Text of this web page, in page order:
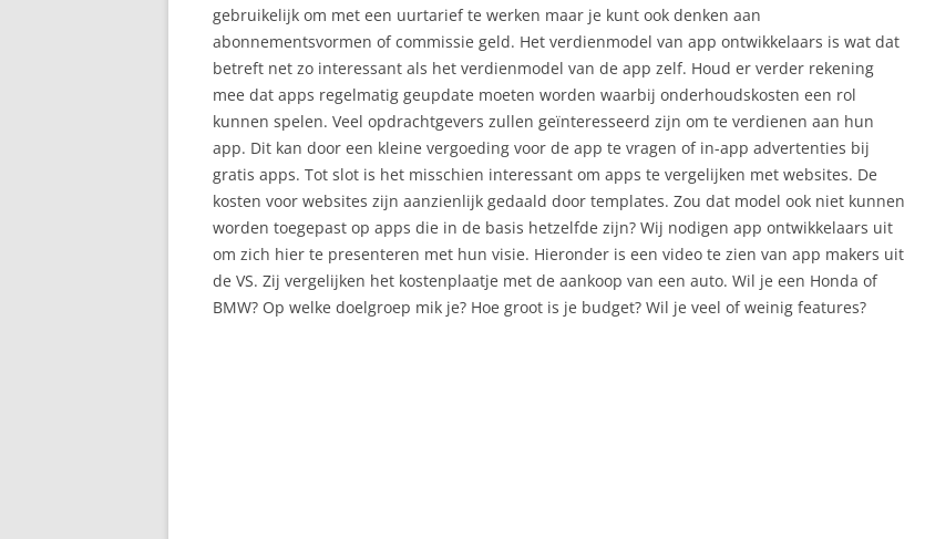
gebruikelijk om met een uurtarief te werken maar je kunt ook denken aan
abonnementsvormen of commissie geld. Het verdienmodel van app ontwikkelaars is wat dat
betreft net zo interessant als het verdienmodel van de app zelf. Houd er verder rekening
mee dat apps regelmatig geupdate moeten worden waarbij onderhoudskosten een rol
kunnen spelen. Veel opdrachtgevers zullen geïnteresseerd zijn om te verdienen aan hun
app. Dit kan door een kleine vergoeding voor de app te vragen of in-app advertenties bij
gratis apps. Tot slot is het misschien interessant om apps te vergelijken met websites. De
kosten voor websites zijn aanzienlijk gedaald door templates. Zou dat model ook niet kunnen
worden toegepast op apps die in de basis hetzelfde zijn? Wij nodigen app ontwikkelaars uit
om zich hier te presenteren met hun visie. Hieronder is een video te zien van app makers uit
de VS. Zij vergelijken het kostenplaatje met de aankoop van een auto. Wil je een Honda of
BMW? Op welke doelgroep mik je? Hoe groot is je budget? Wil je veel of weinig features?